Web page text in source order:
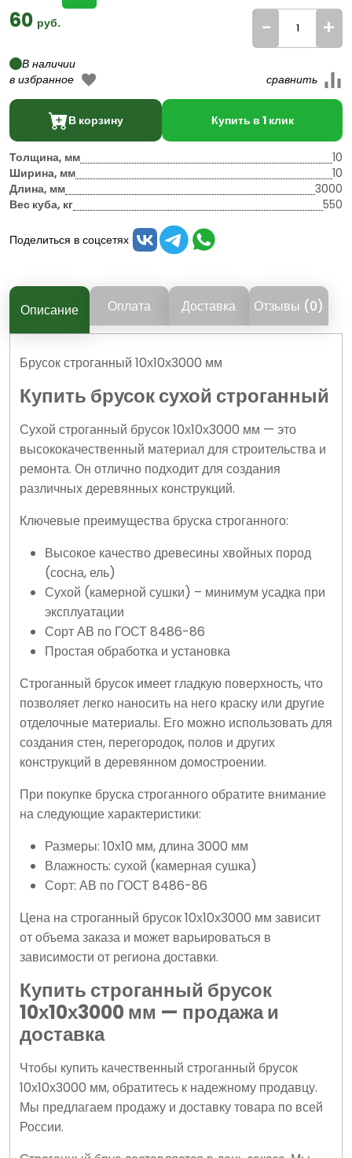
60 руб. - +
В наличии
В корзину Купить в 1 клик
Толщина, мм
10
Ширина, мм
10
Длина, мм
3000
Вес куба, кг
550
Поделиться в соцсетях
Описание Оплата Доставка Отзывы (0)
Брусок строганный 10х10х3000 мм
Купить брусок сухой строганный
Сухой строганный брусок 10х10х3000 мм — это
высококачественный материал для строительства и
ремонта. Он отлично подходит для создания
различных деревянных конструкций.
Ключевые преимущества бруска строганного:
Высокое качество древесины хвойных пород
(сосна, ель)
Сухой (камерной сушки) – минимум усадка при
эксплуатации
Сорт АВ по ГОСТ 8486-86
Простая обработка и установка
Строганный брусок имеет гладкую поверхность, что
позволяет легко наносить на него краску или другие
отделочные материалы. Его можно использовать для
создания стен, перегородок, полов и других
конструкций в деревянном домостроении.
При покупке бруска строганного обратите внимание
на следующие характеристики:
Размеры: 10х10 мм, длина 3000 мм
Влажность: сухой (камерная сушка)
Сорт: АВ по ГОСТ 8486-86
Цена на строганный брусок 10х10х3000 мм зависит
от объема заказа и может варьироваться в
зависимости от региона доставки.
Купить строганный брусок
10х10х3000 мм — продажа и
доставка
Чтобы купить качественный строганный брусок
10х10х3000 мм, обратитесь к надежному продавцу.
Мы предлагаем продажу и доставку товара по всей
России.